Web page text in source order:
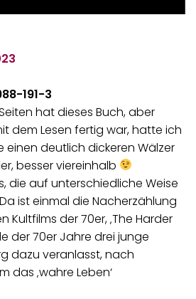
191-3
hat dieses Buch, aber
dem Lesen fertig war, hatte ich
einen deutlich dickeren Wälzer
besser viereinhalb
die auf unterschiedliche Weise
ist einmal die Nacherzählung
Kultfilms der 70er, ‚The Harder
der 70er Jahre drei junge
dazu veranlasst, nach
das ‚wahre Leben‘